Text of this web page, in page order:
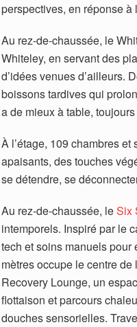
perspectives, en réponse à
Au rez-de-chaussée, le
Whiteley, en servant des
d’idées venues d’ailleurs.
boissons tardives qui
a de mieux à table,
À l’étage, 109 chambres
apaisants, des touches
se détendre, se
Au rez-de-chaussée, leSix
intemporels. Inspiré par le
tech et soins manuels
mètres occupe le centre
Recovery Lounge, un
flottaison et parcours
douches sensorielles.